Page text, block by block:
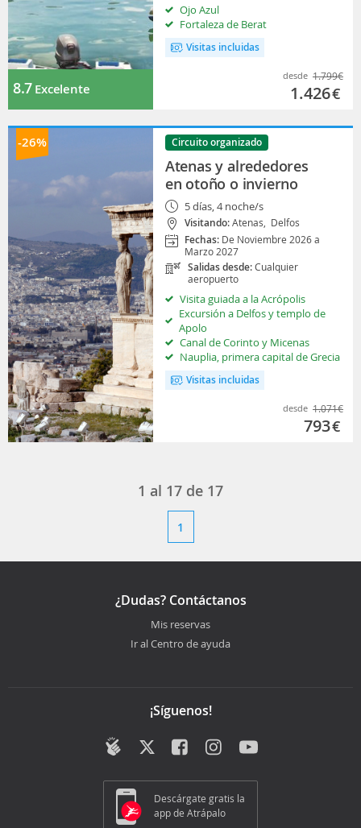
8.7Excelente
Ojo Azul
Fortaleza de Berat
Visitas incluidas
desde 1.799€
1.426€
-26% Circuito organizado
Atenas y alrededores
en otoño o invierno
5 días, 4 noche/s
Visitando:Atenas, Delfos
Fechas: De Noviembre 2026 a
Marzo 2027
Salidas desde:Cualquier
aeropuerto
Visita guiada a la Acrópolis
Excursión a Delfos y templo de
Apolo
Canal de Corinto y Micenas
Nauplia, primera capital de Grecia
Visitas incluidas
desde 1.071€
793€
1 al 17 de 17
1
¿Dudas? Contáctanos
Mis reservas
Ir al Centro de ayuda
¡Síguenos!
Descárgate gratis la
app de Atrápalo